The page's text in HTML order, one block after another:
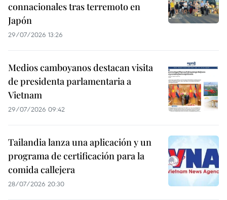
connacionales tras terremoto en
Japón
29/07/2026 13:26
Medios camboyanos destacan visita
de presidenta parlamentaria a
Vietnam
29/07/2026 09:42
Tailandia lanza una aplicación y un
programa de certificación para la
comida callejera
28/07/2026 20:30